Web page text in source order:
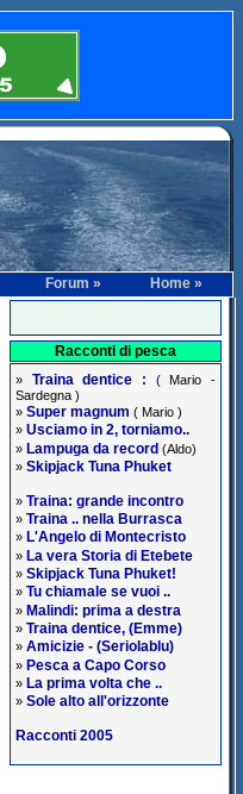
Forum »
Home »
Racconti di pesca
» Traina dentice :
( Mario -
Sardegna )
» Super magnum ( Mario )
» Usciamo in 2, torniamo..
» Lampuga da record (Aldo)
» Skipjack Tuna Phuket
» Traina: grande incontro
» Traina .. nella Burrasca
» L'Angelo di Montecristo
» La vera Storia di Etebete
» Skipjack Tuna Phuket!
» Tu chiamale se vuoi ..
» Malindi: prima a destra
» Traina dentice, (Emme)
» Amicizie - (Seriolablu)
» Pesca a Capo Corso
» La prima volta che ..
» Sole alto all'orizzonte
Racconti 2005